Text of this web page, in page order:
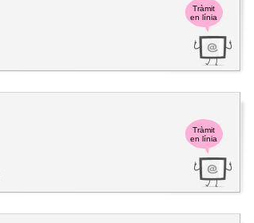
Tràmit
en línia
Tràmit
en línia